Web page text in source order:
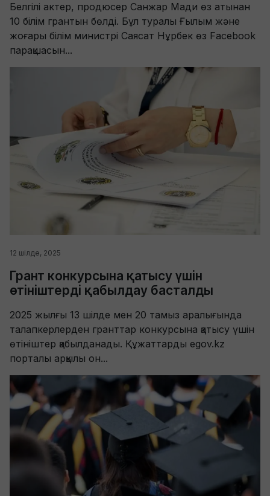
Белгілі актер, продюсер Санжар Мади өз атынан
10 білім грантын бөлді. Бұл туралы Ғылым және
жоғары білім министрі Саясат Нұрбек өз Facebook
парақшасын...
12 шілде, 2025
Грант конкурсына қатысу үшін
өтініштерді қабылдау басталды
2025 жылғы 13 шілде мен 20 тамыз аралығында
талапкерлерден гранттар конкурсына қатысу үшін
өтініштер қабылданады. Құжаттарды egov.kz
порталы арқылы он...